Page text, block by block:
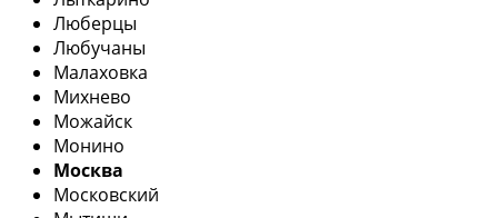
Люберцы
Любучаны
Малаховка
Михнево
Можайск
Монино
Москва
Московский